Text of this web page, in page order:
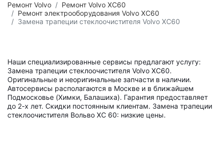
Ремонт Volvo
Ремонт Volvo XC60
Ремонт электрооборудования Volvo XC60
Замена трапеции стеклоочистителя Volvo XC60
Наши специализированные сервисы предлагают услугу:
Замена трапеции стеклоочистителя Volvo XC60.
Оригинальные и неоригинальные запчасти в наличии.
Автосервисы располагаются в Москве и в ближайшем
Подмосковье (Химки, Балашиха). Гарантия предоставляет
до 2-х лет. Скидки постоянным клиентам. Замена трапеции
стеклоочистителя Вольво ХС 60: низкие цены.